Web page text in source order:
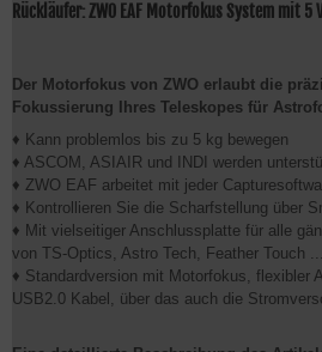
Rückläufer: ZWO EAF Motorfokus System mit
Der Motorfokus von ZWO erlaubt die
Fokussierung Ihres Teleskopes für
♦ Kann problemlos bis zu 5 kg bewegen
♦ ASCOM, ASIAIR und INDI werden
♦ ZWO EAF arbeitet mit jeder
♦ Kontrollieren Sie die Scharfstellung über
♦ Mit vielseitiger Anschlussplatte für alle
von TS-Optics, Astro Tech, Feather Touch ...
♦ Standardversion mit Motorfokus, flexibler
USB2.0 Kabel, über das auch die